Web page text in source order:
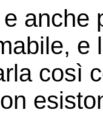
anche
e
così